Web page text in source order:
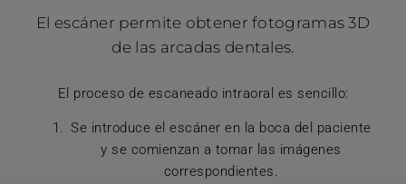
El escáner permite obtener fotogramas 3D
de las arcadas dentales.
El proceso de escaneado intraoral es sencillo:
Se introduce el escáner en la boca del paciente
y se comienzan a tomar las imágenes
correspondientes.